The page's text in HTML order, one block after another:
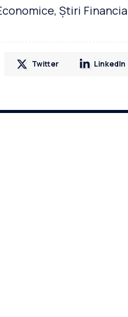
Știri
Twitter LinkedIn